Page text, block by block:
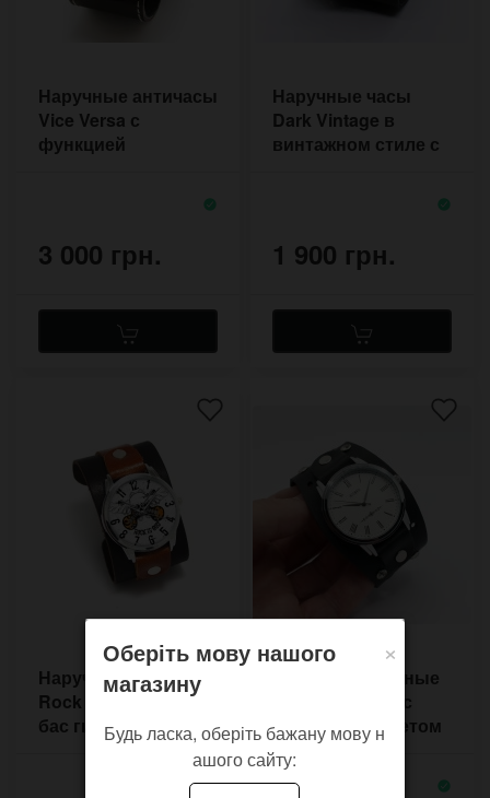
Наручные античасы
Vice Versa с
функцией
3 000 грн.
Наручные часы
Dark Vintage в
винтажном стиле с
1 900 грн.
Наручные часы
Rock с рисунком
бас гитары на
двухцветном
Женские наручные
часы Insomnia с
чёрным браслетом
со стразами
×
Оберіть мову нашого
магазину
Будь ласка, оберіть бажану мову н
ашого сайту: